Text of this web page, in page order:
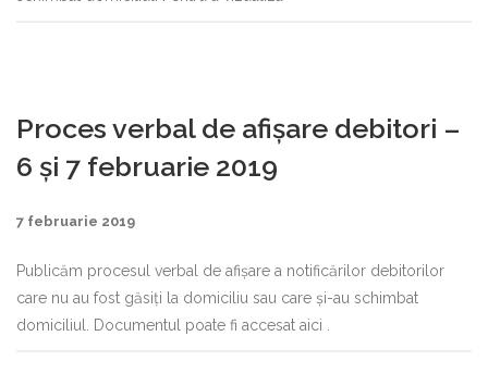
Proces verbal de afișare debitori –
6 și 7 februarie 2019
7 februarie 2019
Publicăm procesul verbal de afișare a notificărilor debitorilor
care nu au fost găsiți la domiciliu sau care și-au schimbat
domiciliul. Documentul poate fi accesat aici .